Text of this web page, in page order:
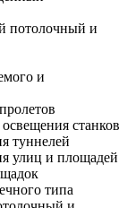
потолочный и
и
станков
туннелей
улиц и площадей
типа